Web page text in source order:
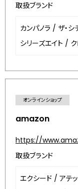
取扱ブランド
カンパノラ / ザ・シ
シリーズエイト /
オンラインショップ
amazon
https://
取扱ブランド
エクシード / アテ